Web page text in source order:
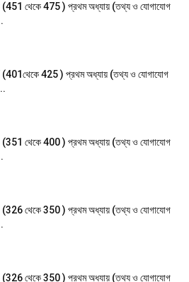
থেকে 475 ) প্রথম অধ্যায় (তথ্য ও যোগাযোগ
425 ) প্রথম অধ্যায় (তথ্য ও যোগাযোগ
থেকে 400 ) প্রথম অধ্যায় (তথ্য ও যোগাযোগ
থেকে 350 ) প্রথম অধ্যায় (তথ্য ও যোগাযোগ
থেকে 350 ) প্রথম অধ্যায় (তথ্য ও যোগাযোগ